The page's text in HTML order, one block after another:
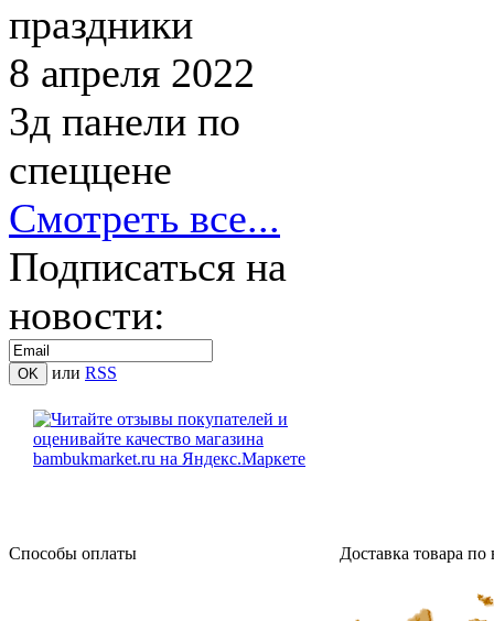
праздники
8 апреля 2022
3д панели по
спеццене
Смотреть все...
Подписаться на
новости:
или RSS
Способы оплаты Доставка товара по